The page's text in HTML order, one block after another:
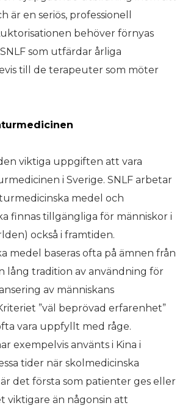
är en seriös, professionell
behöver förnyas
som utfärdar årliga
till de terapeuter som möter
viktiga uppgiften att vara
i Sverige. SNLF arbetar
medel och
finnas tillgängliga för människor i
också i framtiden.
medel baseras ofta på ämnen från
lång tradition av användning för
av människans
”väl beprövad erfarenhet”
vara uppfyllt med råge.
exempelvis använts i Kina i
tider när skolmedicinska
det första som patienter ges eller
viktigare än någonsin att